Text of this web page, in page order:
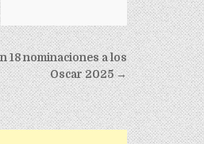
18 nominaciones a los
Oscar 2025 →